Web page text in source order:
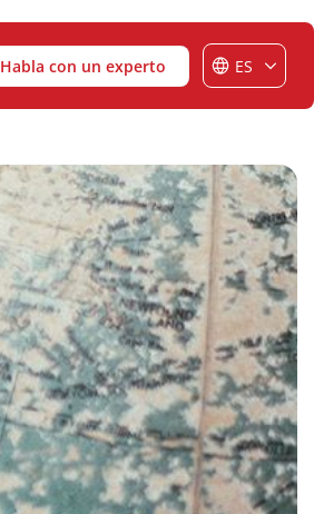
Habla con un experto ES